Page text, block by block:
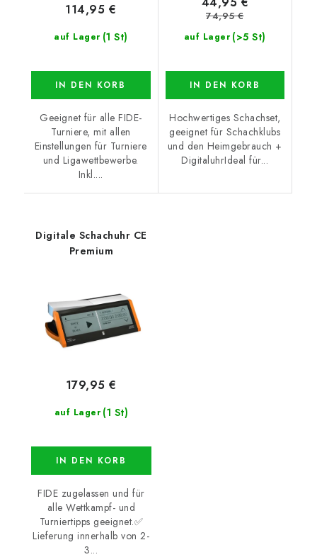
auf Lager (1 St)
114,95 €
IN DEN KORB
Geeignet für alle FIDE-
Turniere, mit allen
Einstellungen für Turniere
und Ligawettbewerbe.
Inkl....
auf Lager (>5 St)
74,95 €
IN DEN KORB
Hochwertiges Schachset,
geeignet für Schachklubs
und den Heimgebrauch +
DigitaluhrIdeal für...
Digitale Schachuhr CE
Premium
auf Lager (1 St)
179,95 €
IN DEN KORB
FIDE zugelassen und für
alle Wettkampf- und
Turniertipps geeignet.✅
Lieferung innerhalb von 2-
3...